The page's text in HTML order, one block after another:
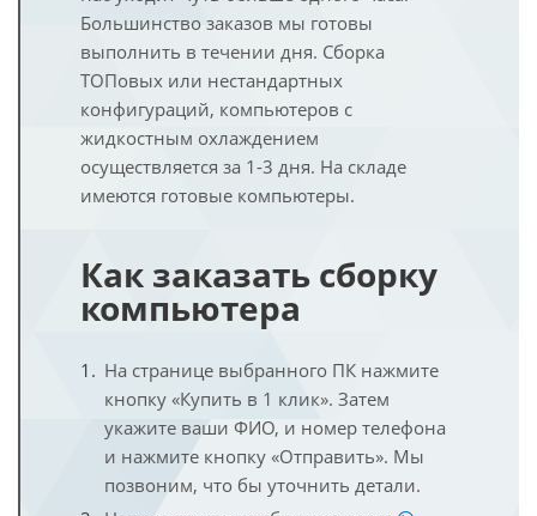
Большинство заказов мы готовы
выполнить в течении дня. Сборка
ТОПовых или нестандартных
конфигураций, компьютеров с
жидкостным охлаждением
осуществляется за 1-3 дня. На складе
имеются готовые компьютеры.
Как заказать сборку
компьютера
На странице выбранного ПК нажмите
кнопку «Купить в 1 клик». Затем
укажите ваши ФИО, и номер телефона
и нажмите кнопку «Отправить». Мы
позвоним, что бы уточнить детали.